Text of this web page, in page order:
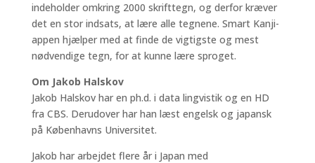
indeholder omkring 2000 skrifttegn, og derfor kræver
det en stor indsats, at lære alle tegnene. Smart Kanji-
appen hjælper med at finde de vigtigste og mest
nødvendige tegn, for at kunne lære sproget.
Om Jakob Halskov
Jakob Halskov har en ph.d. i data lingvistik og en HD
fra CBS. Derudover har han læst engelsk og japansk
på Københavns Universitet.
Jakob har arbejdet flere år i Japan med